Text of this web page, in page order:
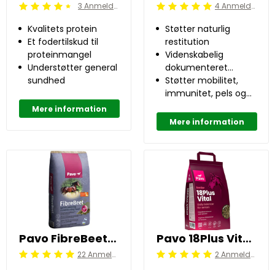
Beoordeling: 4.5/5 3 Anmeldelser
Kvalitets protein
Et fodertilskud til
proteinmangel
Understøtter general
sundhed
Mere information
Beoordeling: 5/5 4 Anmeldelser
Støtter naturlig
restitution
Videnskabelig
dokumenteret
effekt
Støtter mobilitet,
immunitet, pels og
Mere information
Pavo FibreBeet 15 kg
Beoordeling: 5/5 22 Anmeldelser
Pavo 18Plus Vital 8 kg
Beoordeling: 5/5 2 Anmeldelser